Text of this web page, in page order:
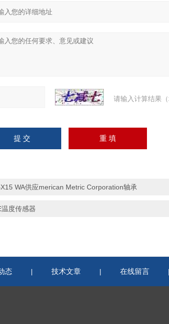
请输入计算结果
WA供应merican Metric Corporation轴承
度传感器
态 | 技术文章 | 在线留言